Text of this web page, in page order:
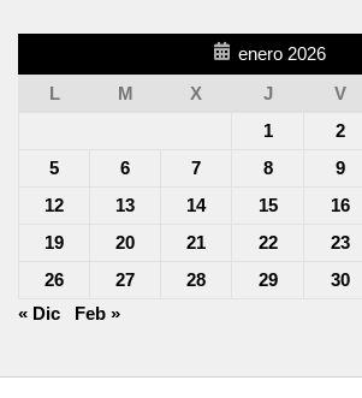
enero 2026
L
M X J V
1
2
5
6 7 8 9
12
13 14 15 16
19
20 21 22 23
26
27 28 29 30
« Dic
Feb »